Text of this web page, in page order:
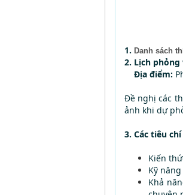
1. Danh sách
2. Lịch phỏng
Địa điểm:
Đề nghị các
ảnh khi dự
3. Các tiêu
Kiến
Kỹ
Khả